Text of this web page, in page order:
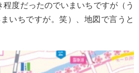
度だったのでいまいちですが（う
いちですが。笑）、地図で言うと